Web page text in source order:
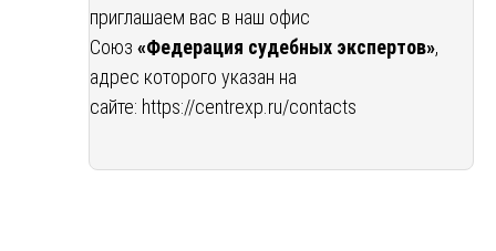
приглашаем вас в наш офис
Союз «Федерация судебных экспертов»,
адрес которого указан на
сайте: https://centrexp.ru/contacts